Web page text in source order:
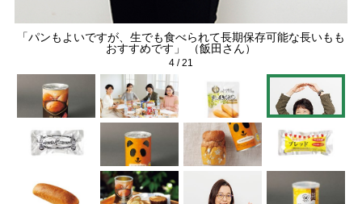
「パンもよいですが、生でも食べられて長期保存可能な長いもも
おすすめです」 （飯田さん）
4 /21